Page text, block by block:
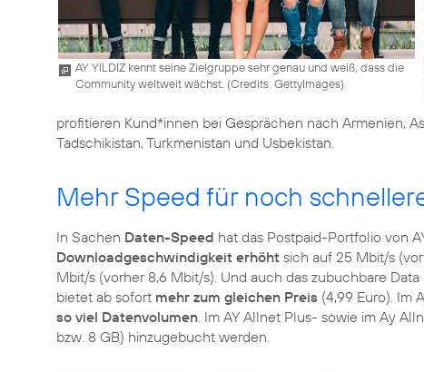
AY YILDIZ kennt seine Zielgruppe sehr genau und weiß, dass die
Community weltweit wächst. (Credits: GettyImages)
profitieren Kund*innen bei Gesprächen nach Armenien,
Tadschikistan, Turkmenistan und Usbekistan.
Mehr Speed für noch
In Sachen Daten-Speed hat das Postpaid-Portfolio von
Downloadgeschwindigkeit erhöht sich auf 25 Mbit/s
Mbit/s (vorher 8,6 Mbit/s). Und auch das zubuchbare
bietet ab sofort mehr zum gleichen Preis (4,99 Euro). Im
so viel Datenvolumen . Im AY Allnet Plus- sowie im Ay